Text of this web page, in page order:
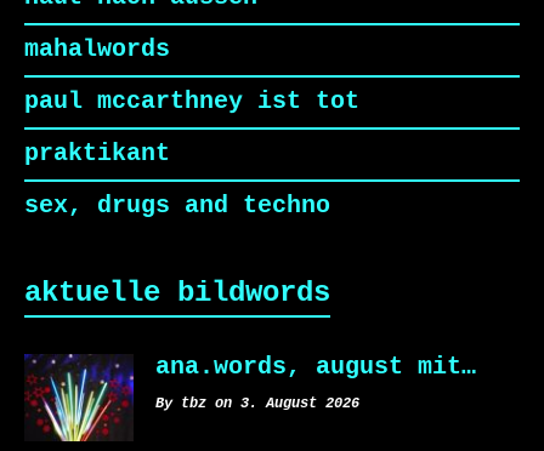
mahalwords
paul mccarthney ist tot
praktikant
sex, drugs and techno
aktuelle bildwords
ana.words, august mit…
By tbz on 3. August 2026